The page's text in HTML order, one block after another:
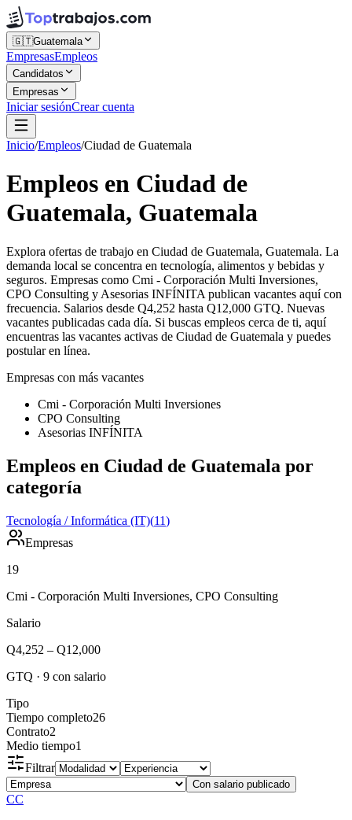
🇬🇹Guatemala
EmpresasEmpleos
Candidatos
Empresas
Iniciar sesiónCrear cuenta
Inicio/Empleos/Ciudad de Guatemala
Empleos en Ciudad de
Guatemala, Guatemala
Explora ofertas de trabajo en Ciudad de Guatemala, Guatemala. La
demanda local se concentra en tecnología, alimentos y bebidas y
seguros. Empresas como Cmi - Corporación Multi Inversiones,
CPO Consulting y Asesorias INFÍNITA publican vacantes aquí con
frecuencia. Salarios desde Q4,252 hasta Q12,000 GTQ. Nuevas
vacantes publicadas cada día. Si buscas empleos cerca de ti, aquí
encuentras las vacantes activas de Ciudad de Guatemala y puedes
postular en línea.
Empresas con más vacantes
Cmi - Corporación Multi Inversiones
CPO Consulting
Asesorias INFÍNITA
Empleos en Ciudad de Guatemala por
categoría
Tecnología / Informática (IT)(11)
Empresas
19
Cmi - Corporación Multi Inversiones, CPO Consulting
Salario
Q4,252 – Q12,000
GTQ · 9 con salario
Tipo
Tiempo completo26
Contrato2
Medio tiempo1
Filtrar
Con salario publicado
CC